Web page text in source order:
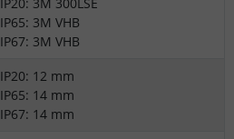
IP65: 3M VHB
IP67: 3M VHB
IP20: 12 mm
IP65: 14 mm
IP67: 14 mm